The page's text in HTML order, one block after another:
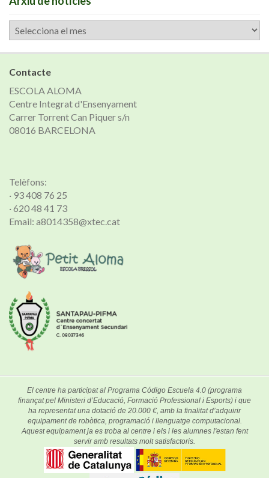
Arxiu
de
notícies
Contacte
ESCOLA ALOMA
Centre Integrat d'Ensenyament
Carrer Torrent Can Piquer s/n
08016 BARCELONA
Telèfons:
· 93 408 76 25
· 620 48 41 73
Email: a8014358@xtec.cat
El centre ha participat al Programa Código Escuela 4.0 (programa
finançat pel Ministeri d’Educació, Formació Professional i Esports) i que
ha representat una dotació de 20.000 €, amb la finalitat d’adquirir
equipament de robòtica, programació i llenguatge computacional.
Aquest equipament ja es troba al centre i els i les alumnes l'estan fent
servir amb resultats molt satisfactoris.